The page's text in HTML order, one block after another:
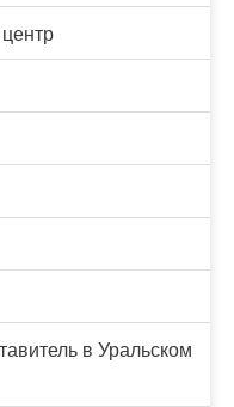
в Уральском